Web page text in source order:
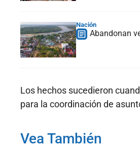
Nación
Abandonan
Los hechos sucedieron
para la coordinación de
Vea También